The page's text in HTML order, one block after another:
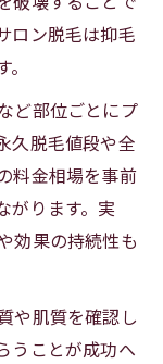
ロン脱毛は抑毛
ど部位ごとにプ
久脱毛値段や全
料金相場を事前
がります。実
効果の持続性も
や肌質を確認し
うことが成功へ